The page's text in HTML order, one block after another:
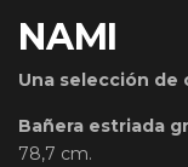
NAMI
Una selección de
Bañera estriada
78,7 cm.